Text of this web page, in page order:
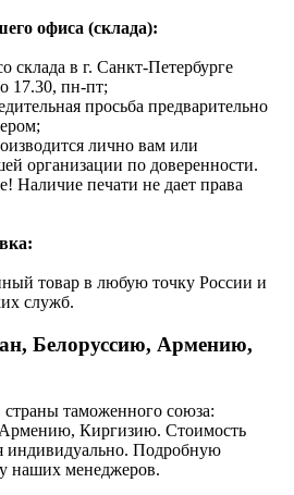
офиса (склада):
склада в г. Санкт-Петербурге
17.30, пн-пт;
просьба предварительно
лично вам или
организации по доверенности.
Наличие печати не дает права
товар в любую точку России и
служб.
Белоруссию, Армению,
таможенного союза:
Армению, Киргизию. Стоимость
индивидуально. Подробную
наших менеджеров.